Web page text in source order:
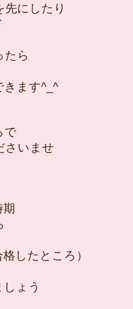
にしたり
たら
きます^_^
で
さいませ
したところ）
ょう